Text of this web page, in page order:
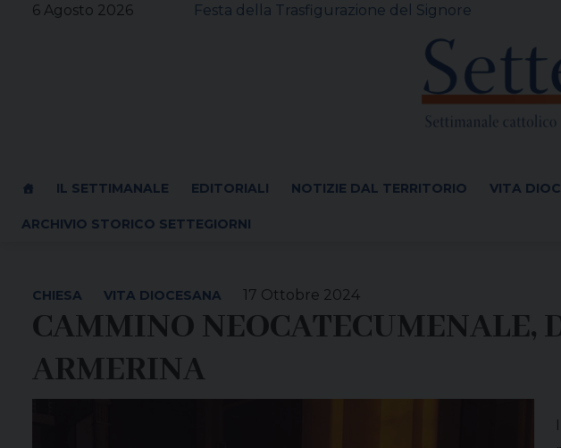
6 Agosto 2026 Festa della Trasfigurazione del Signore
IL SETTIMANALE EDITORIALI NOTIZIE DAL TERRITORIO VITA
ARCHIVIO STORICO SETTEGIORNI
17 Ottobre 2024
CHIESA VITA DIOCESANA
CAMMINO
ARMERINA